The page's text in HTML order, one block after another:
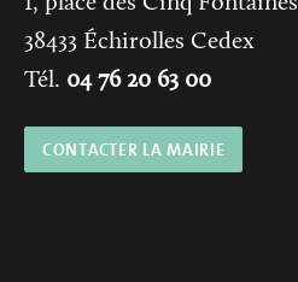
38433 Échirolles Cedex
Tél. 04 76 20 63 00
CONTACTER LA MAIRIE